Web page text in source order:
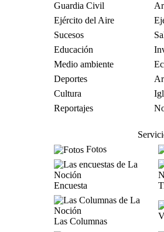
Guardia Civil
Ejército del Aire
Sucesos
Educación
Medio ambiente
Deportes
Cultura
Reportajes
Fotos
Encuesta
Las Columnas